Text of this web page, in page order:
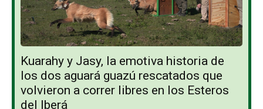
Kuarahy y Jasy, la emotiva historia de
los dos aguará guazú rescatados que
volvieron a correr libres en los Esteros
del Iberá